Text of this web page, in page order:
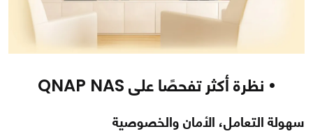
• نظرة أكثر تفحصًا على QNAP NAS
سهولة التعامل، الأمان والخصوصية